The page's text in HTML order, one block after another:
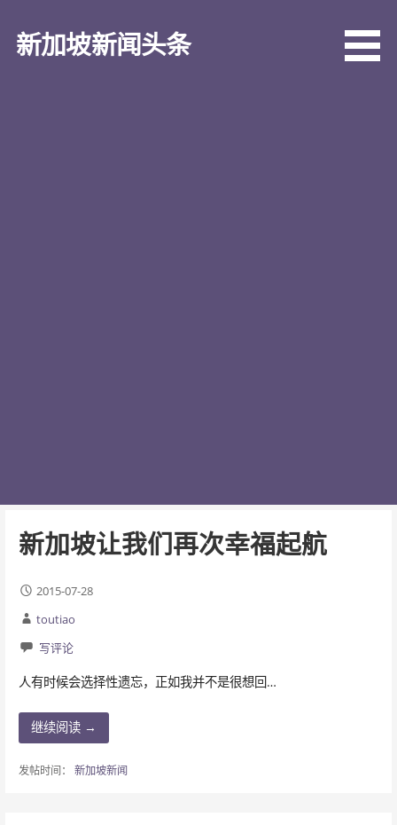
新加坡新闻头条
新加坡让我们再次幸福起航
2015-07-28
toutiao
写评论
人有时候会选择性遗忘，正如我并不是很想回…
继续阅读 →
发帖时间： 新加坡新闻